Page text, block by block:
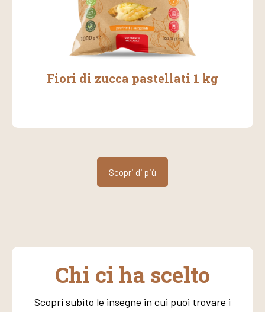
Fiori di zucca pastellati 1 kg
Scopri di più
Chi ci ha scelto
Scopri subito le insegne in cui puoi trovare i